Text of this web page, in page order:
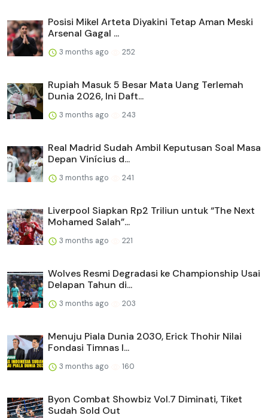
Posisi Mikel Arteta Diyakini Tetap Aman Meski
Arsenal Gagal ...
3 months ago 252
Rupiah Masuk 5 Besar Mata Uang Terlemah
Dunia 2026, Ini Daft...
3 months ago 243
Real Madrid Sudah Ambil Keputusan Soal Masa
Depan Vinícius d...
3 months ago 241
Liverpool Siapkan Rp2 Triliun untuk “The Next
Mohamed Salah”...
3 months ago 221
Wolves Resmi Degradasi ke Championship Usai
Delapan Tahun di...
3 months ago 203
Menuju Piala Dunia 2030, Erick Thohir Nilai
Fondasi Timnas I...
3 months ago 160
Byon Combat Showbiz Vol.7 Diminati, Tiket
Sudah Sold Out